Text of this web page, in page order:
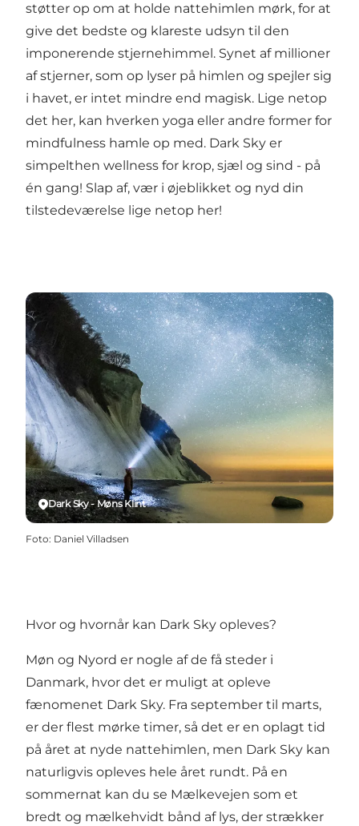
støtter op om at holde nattehimlen mørk, for at
give det bedste og klareste udsyn til den
imponerende stjernehimmel. Synet af millioner
af stjerner, som op lyser på himlen og spejler sig
i havet, er intet mindre end magisk. Lige netop
det her, kan hverken yoga eller andre former for
mindfulness hamle op med. Dark Sky er
simpelthen wellness for krop, sjæl og sind - på
én gang! Slap af, vær i øjeblikket og nyd din
tilstedeværelse lige netop her!
Dark Sky - Møns Klint
Foto: Daniel Villadsen
Hvor og hvornår kan Dark Sky opleves?
Møn og Nyord er nogle af de få steder i
Danmark, hvor det er muligt at opleve
fænomenet Dark Sky. Fra september til marts,
er der flest mørke timer, så det er en oplagt tid
på året at nyde nattehimlen, men Dark Sky kan
naturligvis opleves hele året rundt. På en
sommernat kan du se Mælkevejen som et
bredt og mælkehvidt bånd af lys, der strækker